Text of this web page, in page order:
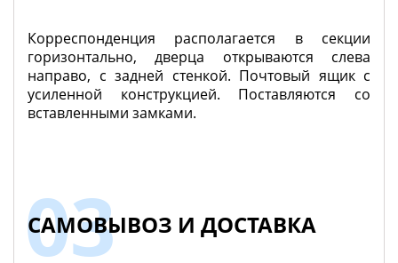
Корреспонденция располагается в секции
горизонтально, дверца открываются слева
направо, с задней стенкой. Почтовый ящик с
усиленной конструкцией. Поставляются со
вставленными замками.
САМОВЫВОЗ И ДОСТАВКА